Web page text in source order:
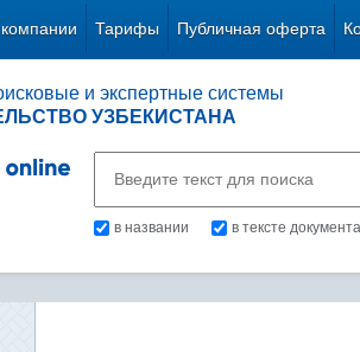
Тарифы Публичная оферта
и экспертные системы
УЗБЕКИСТАНА
в названии в тексте документа